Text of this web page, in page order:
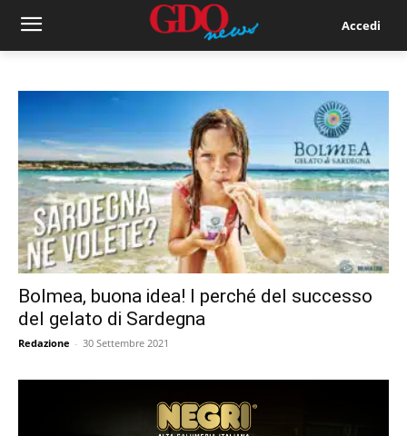
Accedi
Bolmea, buona idea! I perché del successo
del gelato di Sardegna
Redazione - 30 Settembre 2021